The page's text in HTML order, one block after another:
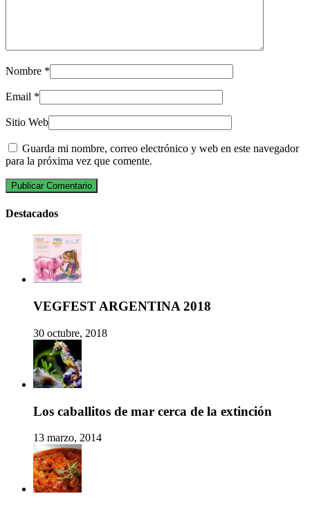
Nombre *
Email *
Sitio Web
Guarda mi nombre, correo electrónico y web en este navegador
para la próxima vez que comente.
Destacados
VEGFEST ARGENTINA 2018
30 octubre, 2018
Los caballitos de mar cerca de la extinción
13 marzo, 2014